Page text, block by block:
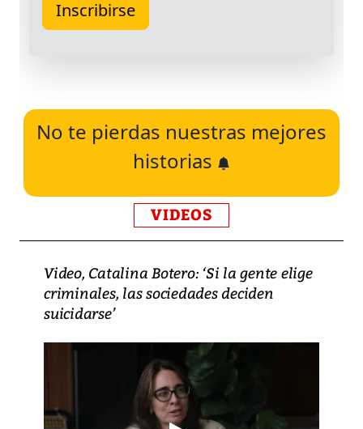
No te pierdas nuestras mejores
historias
VIDEOS
Video, Catalina Botero: ‘Si la gente elige
criminales, las sociedades deciden
suicidarse’